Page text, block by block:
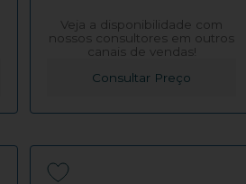
Veja a disponibilidade com
nossos consultores em outros
canais de vendas!
Consultar Preço